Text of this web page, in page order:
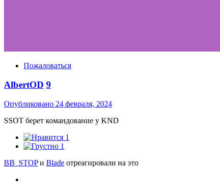
Пожаловаться
AlbertOD 9
Опубликовано 24 февраля, 2024
SSOT берет командование у KND
1
1
BB_STOPи Blade отреагировали на это